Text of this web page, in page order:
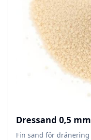
Dressand 0,5 mm
Fin sand för dränering